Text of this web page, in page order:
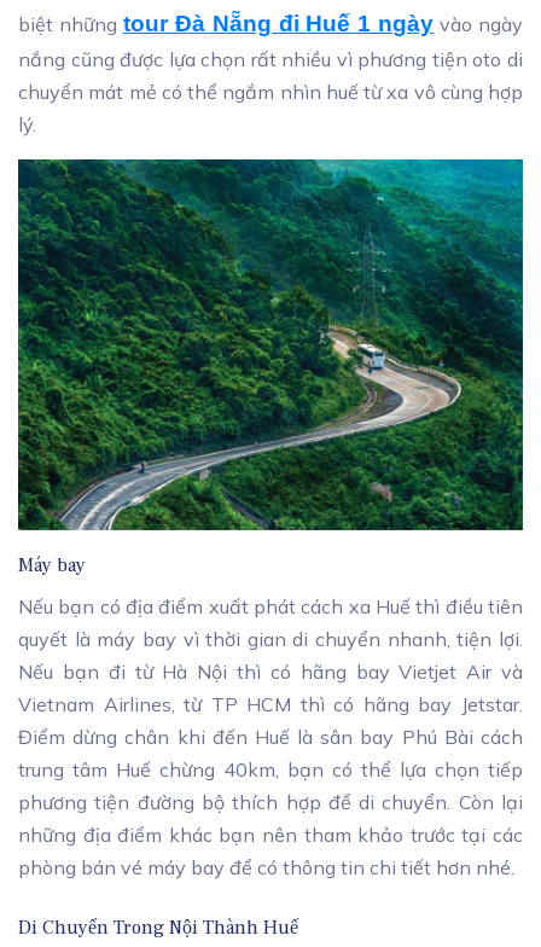
biệt những tour Đà Nẵng đi Huế 1 ngày vào ngày
nắng cũng được lựa chọn rất nhiều vì phương tiện oto di
chuyển mát mẻ có thể ngắm nhìn huế từ xa vô cùng hợp
lý.
Máy bay
Nếu bạn có địa điểm xuất phát cách xa Huế thì điều tiên
quyết là máy bay vì thời gian di chuyển nhanh, tiện lợi.
Nếu bạn đi từ Hà Nội thì có hãng bay Vietjet Air và
Vietnam Airlines, từ TP HCM thì có hãng bay Jetstar.
Điểm dừng chân khi đến Huế là sân bay Phú Bài cách
trung tâm Huế chừng 40km, bạn có thể lựa chọn tiếp
phương tiện đường bộ thích hợp để di chuyển. Còn lại
những địa điểm khác bạn nên tham khảo trước tại các
phòng bán vé máy bay để có thông tin chi tiết hơn nhé.
Di Chuyển Trong Nội Thành Huế